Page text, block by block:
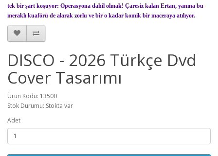
tek bir şart koşuyor: Operasyona dahil olmak! Çaresiz kalan Ertan, yanına bu
meraklı kuaförü de alarak zorlu ve bir o kadar komik bir maceraya atılıyor.
DISCO - 2026 Türkçe Dvd
Cover Tasarımı
Ürün Kodu: 13500
Stok Durumu: Stokta var
Adet